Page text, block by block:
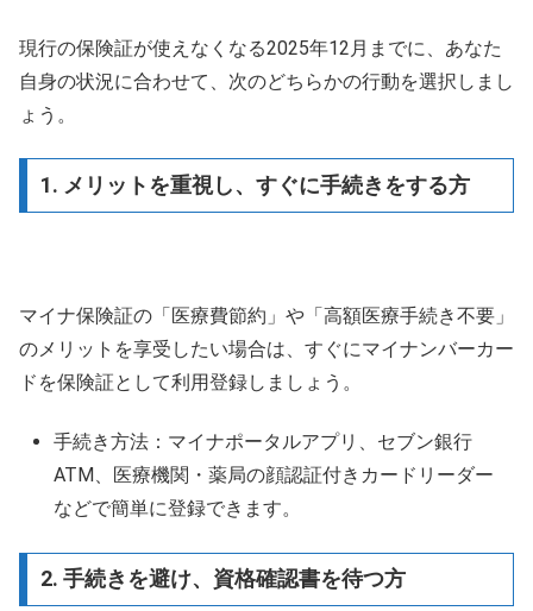
現行の保険証が使えなくなる2025年12月までに、あなた
自身の状況に合わせて、次のどちらかの行動を選択しまし
ょう。
1. メリットを重視し、すぐに手続きをする方
マイナ保険証の「医療費節約」や「高額医療手続き不要」
のメリットを享受したい場合は、すぐにマイナンバーカー
ドを保険証として利用登録しましょう。
手続き方法：マイナポータルアプリ、セブン銀行
ATM、医療機関・薬局の顔認証付きカードリーダー
などで簡単に登録できます。
2. 手続きを避け、資格確認書を待つ方